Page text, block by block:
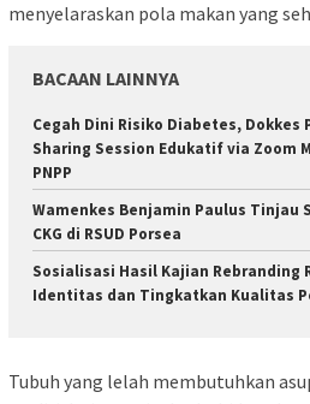
menyelaraskan pola makan yang
BACAAN LAINNYA
Cegah Dini Risiko Diabetes, Dokkes
Sharing Session Edukatif via Zoom
PNPP
Wamenkes Benjamin Paulus Tinjau
CKG di RSUD Porsea
Sosialisasi Hasil Kajian Rebranding
Identitas dan Tingkatkan Kualitas
Tubuh yang lelah membutuhkan